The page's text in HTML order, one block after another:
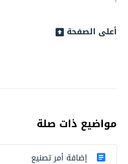
أعلى الصفحة
مواضيع ذات صلة
إضافة أمر تصنيع